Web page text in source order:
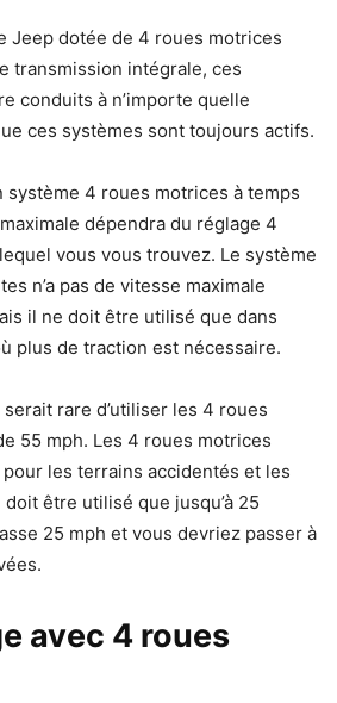
Jeep dotée de 4 roues motrices
transmission intégrale, ces
conduits à n’importe quelle
ces systèmes sont toujours actifs.
système 4 roues motrices à temps
dépendra du réglage 4
vous vous trouvez. Le système
n’a pas de vitesse maximale
il ne doit être utilisé que dans
plus de traction est nécessaire.
rare d’utiliser les 4 roues
55 mph. Les 4 roues motrices
les terrains accidentés et les
être utilisé que jusqu’à 25
25 mph et vous devriez passer à
avec 4 roues